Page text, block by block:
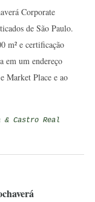
Corporate
de São Paulo.
m² e certificação
em um endereço
Market Place e ao
& Castro Real